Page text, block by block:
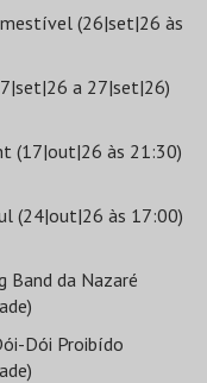
(26|set|26 às
a 27|set|26)
(17|out|26 às 21:30)
(24|out|26 às 17:00)
Band da Nazaré
Dói Proibído